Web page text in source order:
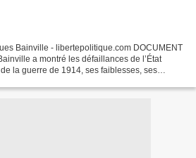
Bainville - libertepolitique.com DOCUMENT
a montré les défaillances de l’État
la guerre de 1914, ses faiblesses, ses